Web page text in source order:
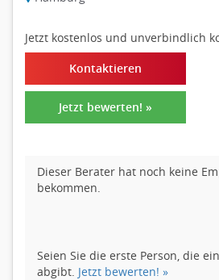
Jetzt kostenlos und unverbindlich
Kontaktieren
Jetzt bewerten! »
Dieser Berater hat noch keine
bekommen.
Seien Sie die erste Person, die
abgibt. Jetzt bewerten! »